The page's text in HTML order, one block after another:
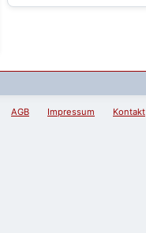
AGB Impressum Kontakt